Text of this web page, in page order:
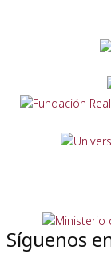
Síguenos